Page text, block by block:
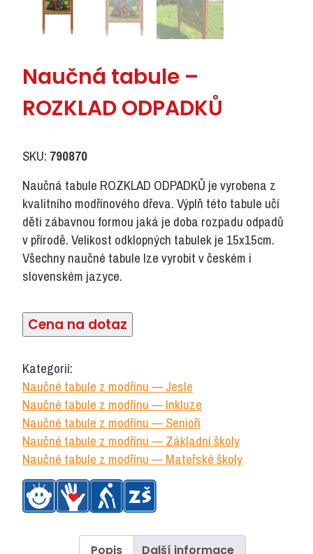
Naučná tabule –
ROZKLAD ODPADKŮ
SKU: 790870
Naučná tabule ROZKLAD ODPADKŮ je vyrobena z
kvalitního modřínového dřeva. Výplň této tabule učí
děti zábavnou formou jaká je doba rozpadu odpadů
v přírodě. Velikost odklopných tabulek je 15x15cm.
Všechny naučné tabule lze vyrobit v českém i
slovenském jazyce.
Cena na dotaz
Kategorií:
Naučné tabule z modřínu — Jesle
Naučné tabule z modřínu — Inkluze
Naučné tabule z modřínu — Senioři
Naučné tabule z modřínu — Základní školy
Naučné tabule z modřínu — Mateřské školy
Popis Další informace